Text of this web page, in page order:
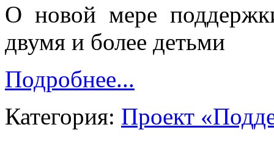
О новой мере
двумя и более детьми
Подробнее...
Категория: Проект